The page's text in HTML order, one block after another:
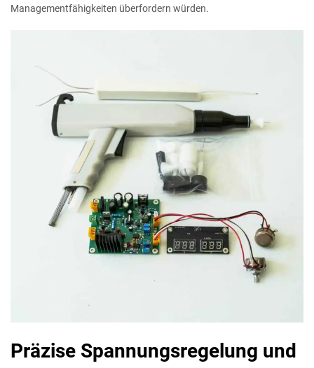
Managementfähigkeiten überfordern würden.
Präzise Spannungsregelung und